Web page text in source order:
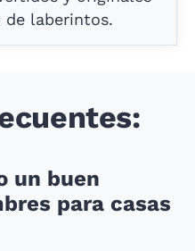
de laberintos.
un buen
para casas